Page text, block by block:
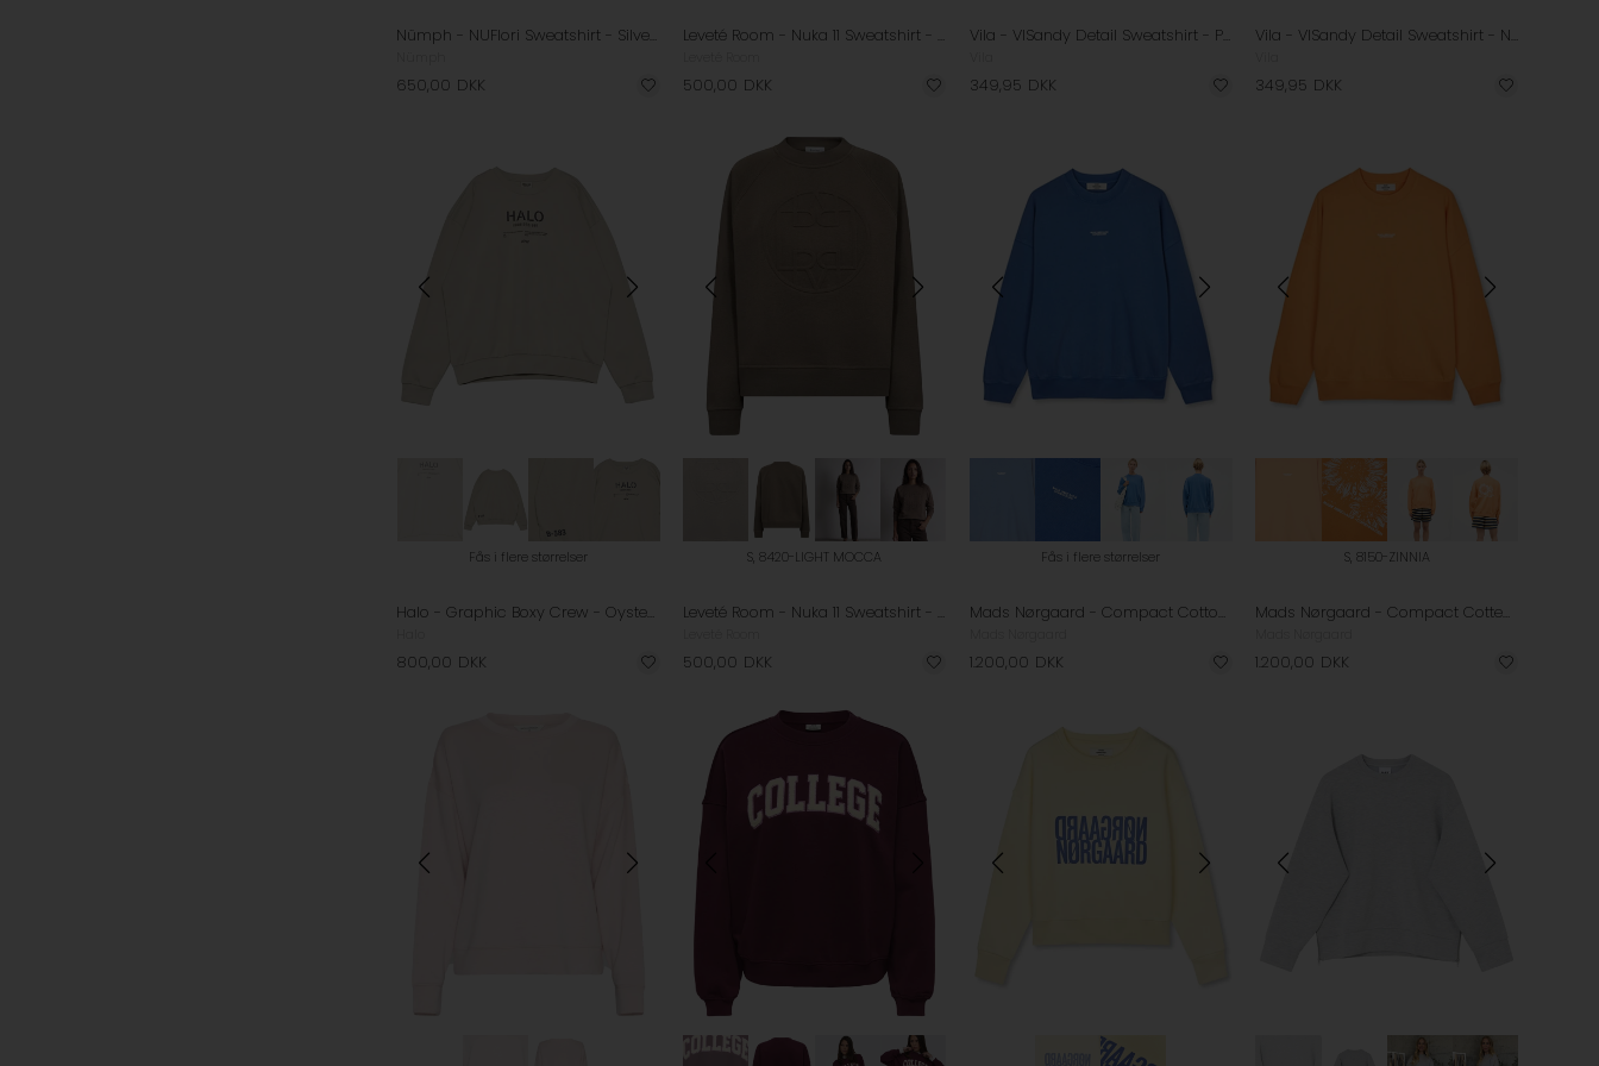
Nümph - NUFlori Sweatshirt - Silver Mink
650,00 DKK
Leveté Room - Nuka 11 Sweatshirt - Bordeaux
500,00 DKK
Vila - VISandy Detail Sweatshirt - Port Royale
349,95 DKK
Vila - VISandy Detail Sweatshirt - Navy Blazer
349,95 DKK
Fås i flere størrelser
Halo - Graphic Boxy Crew - Oyster Gray
800,00 DKK
S, 8420-LIGHT MOCCA
Leveté Room - Nuka 11 Sweatshirt - Light Mocca
500,00 DKK
Fås i flere størrelser
Mads Nørgaard - Compact Cotton Atli Sweatshirt - Bright Cobalt
1.200,00 DKK
S, 8150-ZINNIA
Mads Nørgaard - Compact Cotten Atli Sweatshirt - Zinnia
1.200,00 DKK